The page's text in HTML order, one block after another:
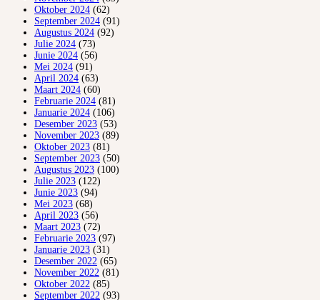
Oktober 2024 (62)
September 2024 (91)
Augustus 2024 (92)
Julie 2024 (73)
Junie 2024 (56)
Mei 2024 (91)
April 2024 (63)
Maart 2024 (60)
Februarie 2024 (81)
Januarie 2024 (106)
Desember 2023 (53)
November 2023 (89)
Oktober 2023 (81)
September 2023 (50)
Augustus 2023 (100)
Julie 2023 (122)
Junie 2023 (94)
Mei 2023 (68)
April 2023 (56)
Maart 2023 (72)
Februarie 2023 (97)
Januarie 2023 (31)
Desember 2022 (65)
November 2022 (81)
Oktober 2022 (85)
September 2022 (93)